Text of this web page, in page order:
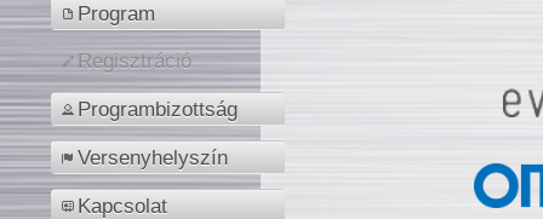
Program
Regisztráció
Programbizottság
Versenyhelyszín
Kapcsolat